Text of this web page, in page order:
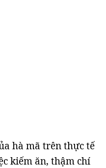
hà mã trên thực tế
kiếm ăn, thậm chí